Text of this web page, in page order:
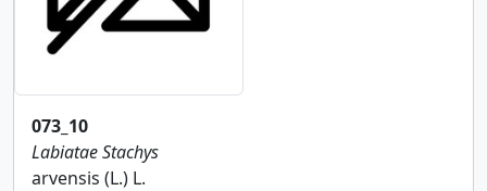
073_10
LabiataeStachys
arvensis (L.) L.